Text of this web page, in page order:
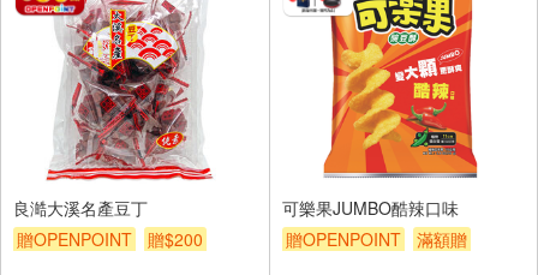
良澔大溪名產豆丁
贈OPENPOINT
贈$200
可樂果JUMBO酷辣口味
贈OPENPOINT
滿額贈